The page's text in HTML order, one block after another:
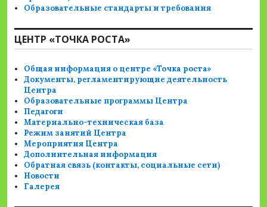
Образовательные стандарты и требования
ЦЕНТР «ТОЧКА РОСТА»
Общая информация о центре «Точка роста»
Документы, регламентирующие деятельность
Центра
Образовательные программы Центра
Педагоги
Материально-техническая база
Режим занятий Центра
Мероприятия Центра
Дополнительная информация
Обратная связь (контакты, социальные сети)
Новости
Галерея